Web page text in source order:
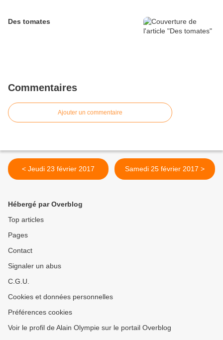
Des tomates
Commentaires
Ajouter un commentaire
< Jeudi 23 février 2017 Samedi 25 février 2017 >
Hébergé par Overblog
Top articles
Pages
Contact
Signaler un abus
C.G.U.
Cookies et données personnelles
Préférences cookies
Voir le profil de Alain Olympie sur le portail Overblog